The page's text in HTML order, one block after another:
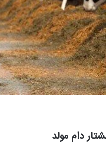
دام مولدسالروز ولادت امام